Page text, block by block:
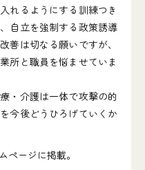
れるようにする訓練つき
自立を強制する政策誘導
善は切なる願いですが、
所と職員を悩ませていま
・介護は一体で攻撃の的
今後どうひろげていくか
ージに掲載。